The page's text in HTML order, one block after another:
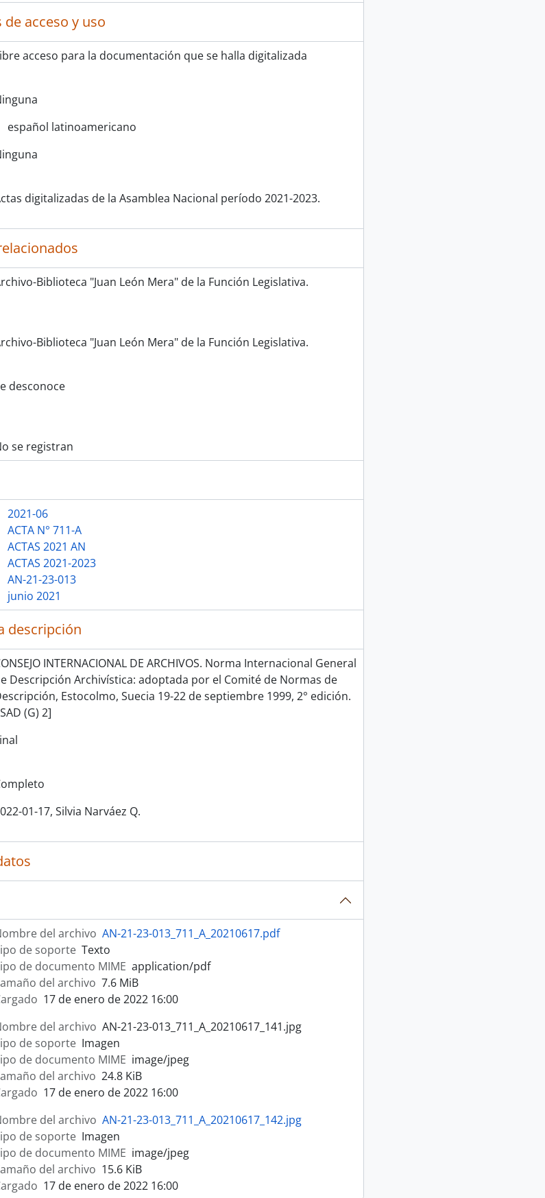
acceso y uso
acceso para la documentación que se halla digitalizada
español latinoamericano
digitalizadas de la Asamblea Nacional período 2021-2023.
Biblioteca "Juan León Mera" de la Función Legislativa.
Biblioteca "Juan León Mera" de la Función Legislativa.
desconoce
se registran
2021-06
ACTA N° 711-A
ACTAS 2021 AN
ACTAS 2021-2023
AN-21-23-013
junio 2021
descripción
INTERNACIONAL DE ARCHIVOS. Norma Internacional General
Descripción Archivística: adoptada por el Comité de Normas de
Estocolmo, Suecia 19-22 de septiembre 1999, 2° edición.
(G) 2]
01-17, Silvia Narváez Q.
del archivo AN-21-23-013_711_A_20210617.pdf
de soporte Texto
de documento MIME application/pdf
del archivo 7.6 MiB
17 de enero de 2022 16:00
del archivo AN-21-23-013_711_A_20210617_141.jpg
de soporte Imagen
de documento MIME image/jpeg
del archivo 24.8 KiB
17 de enero de 2022 16:00
del archivo AN-21-23-013_711_A_20210617_142.jpg
de soporte Imagen
de documento MIME image/jpeg
del archivo 15.6 KiB
17 de enero de 2022 16:00